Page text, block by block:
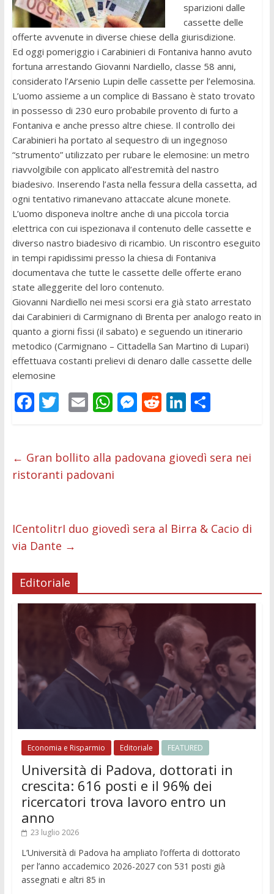
sparizioni dalle
cassette delle
offerte avvenute in diverse chiese della giurisdizione.
Ed oggi pomeriggio i Carabinieri di Fontaniva hanno avuto
fortuna arrestando Giovanni Nardiello, classe 58 anni,
considerato l’Arsenio Lupin delle cassette per l’elemosina.
L’uomo assieme a un complice di Bassano è stato trovato
in possesso di 230 euro probabile provento di furto a
Fontaniva e anche presso altre chiese. Il controllo dei
Carabinieri ha portato al sequestro di un ingegnoso
“strumento” utilizzato per rubare le elemosine: un metro
riavvolgibile con applicato all’estremità del nastro
biadesivo. Inserendo l’asta nella fessura della cassetta, ad
ogni tentativo rimanevano attaccate alcune monete.
L’uomo disponeva inoltre anche di una piccola torcia
elettrica con cui ispezionava il contenuto delle cassette e
diverso nastro biadesivo di ricambio. Un riscontro eseguito
in tempi rapidissimi presso la chiesa di Fontaniva
documentava che tutte le cassette delle offerte erano
state alleggerite del loro contenuto.
Giovanni Nardiello nei mesi scorsi era già stato arrestato
dai Carabinieri di Carmignano di Brenta per analogo reato in
quanto a giorni fissi (il sabato) e seguendo un itinerario
metodico (Carmignano – Cittadella San Martino di Lupari)
effettuava costanti prelievi di denaro dalle cassette delle
elemosine
F
b
o
k
T
er
E
l
W
s
A
p
M
e
er
R
di
Li
e
C
di
← Gran bollito alla padovana giovedì sera nei
ristoranti padovani
ICentolitrI duo giovedì sera al Birra & Cacio di
via Dante →
Editoriale
Economia e Risparmio Editoriale FEATURED
Università di Padova, dottorati in
crescita: 616 posti e il 96% dei
ricercatori trova lavoro entro un
anno
23 luglio 2026
L’Università di Padova ha ampliato l’offerta di dottorato
per l’anno accademico 2026-2027 con 531 posti già
assegnati e altri 85 in